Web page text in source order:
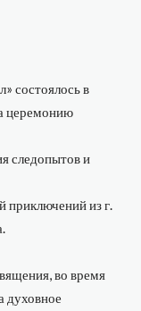
состоялось в
церемонию
следопытов и
приключений из г.
во время
духовное